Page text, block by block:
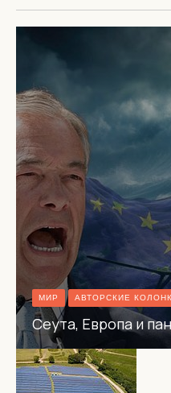
МИР АВТОРСКИЕ
Сеута, Европа и